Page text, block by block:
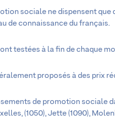
sociale ne dispensent
de connaissance du français.
testées à la fin de chaque
proposés à des prix
de promotion sociale
Ixelles, (1050), Jette (1090),